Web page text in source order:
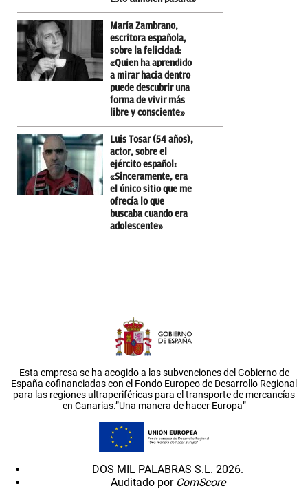
María Zambrano,
escritora española,
sobre la felicidad:
«Quien ha aprendido
a mirar hacia dentro
puede descubrir una
forma de vivir más
libre y consciente»
Luis Tosar (54 años),
actor, sobre el
ejército español:
«Sinceramente, era
el único sitio que me
ofrecía lo que
buscaba cuando era
adolescente»
Esta empresa se ha acogido a las subvenciones del Gobierno de
España cofinanciadas con el Fondo Europeo de Desarrollo Regional
para las regiones ultraperiféricas para el transporte de mercancías
en Canarias.”Una manera de hacer Europa”
DOS MIL PALABRAS S.L. 2026.
Auditado por ComScore